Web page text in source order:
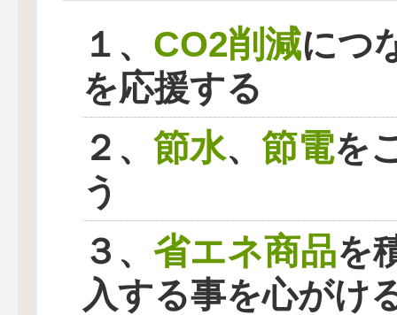
１、 CO2削減につ
を応援する
２、 節水、 節電を
う
３、 省エネ商品を
入する事を心がけ